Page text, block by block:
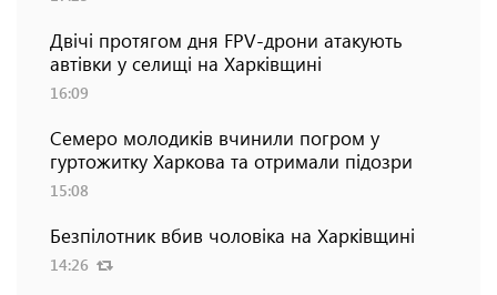
Двічі протягом дня FPV-дрони атакують
автівки у селищі на Харківщині
16:09
Семеро молодиків вчинили погром у
гуртожитку Харкова та отримали підозри
15:08
Безпілотник вбив чоловіка на Харківщині
14:26